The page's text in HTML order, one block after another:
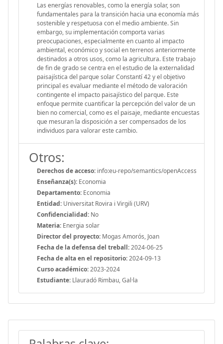
Las energías renovables, como la energía solar, son
fundamentales para la transición hacia una economía más
sostenible y respetuosa con el medio ambiente. Sin
embargo, su implementación comporta varias
preocupaciones, especialmente en cuanto al impacto
ambiental, económico y social en terrenos anteriormente
destinados a otros usos, como la agricultura. Este trabajo
de fin de grado se centra en el estudio de la externalidad
paisajística del parque solar Constantí 42 y el objetivo
principal es evaluar mediante el método de valoración
contingente el impacto paisajístico del parque. Este
enfoque permite cuantificar la percepción del valor de un
bien no comercial, como es el paisaje, mediante encuestas
que mesuran la disposición a ser compensados de los
individuos para valorar este cambio.
Otros:
Derechos de acceso: info:eu-repo/semantics/openAccess
Enseñanza(s): Economia
Departamento: Economia
Entidad: Universitat Rovira i Virgili (URV)
Confidencialidad: No
Materia: Energia solar
Director del proyecto: Mogas Amorós, Joan
Fecha de la defensa del treball:2024-06-25
Fecha de alta en el repositorio:2024-09-13
Curso académico:2023-2024
Estudiante: Llauradó Rimbau, Gal·la